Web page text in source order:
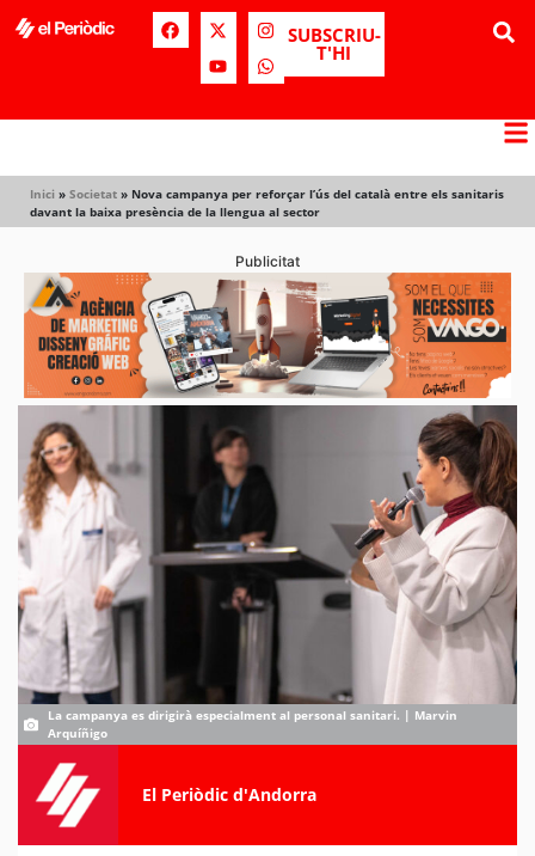
SUBSCRIU-
T'HI
Inici » Societat » Nova campanya per reforçar l’ús del català entre els sanitaris
davant la baixa presència de la llengua al sector
Publicitat
La campanya es dirigirà especialment al personal sanitari. | Marvin
Arquíñigo
El Periòdic d'Andorra